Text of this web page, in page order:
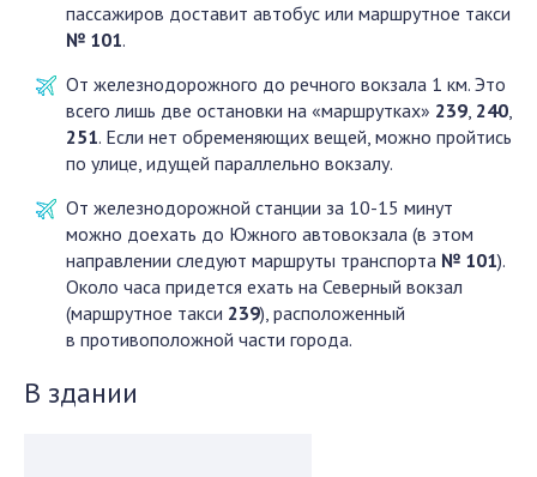
пассажиров доставит автобус или маршрутное такси
№ 101.
От железнодорожного до речного вокзала 1 км. Это
всего лишь две остановки на «маршрутках» 239, 240,
251. Если нет обременяющих вещей, можно пройтись
по улице, идущей параллельно вокзалу.
От железнодорожной станции за 10-15 минут
можно доехать до Южного автовокзала (в этом
направлении следуют маршруты транспорта № 101).
Около часа придется ехать на Северный вокзал
(маршрутное такси 239), расположенный
в противоположной части города.
В здании